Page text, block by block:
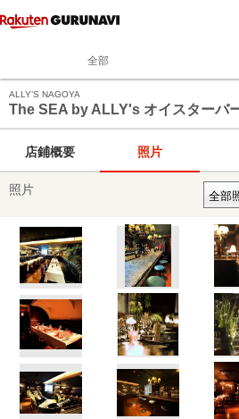
全部
ALLY’S NAGOYA
The SEA by ALLY's オイスターバ
店鋪概要 照片
照片